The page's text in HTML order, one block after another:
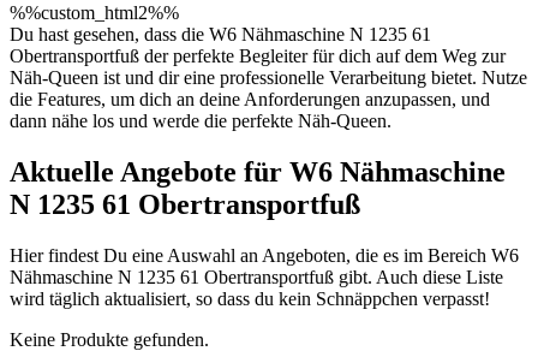
%%custom_html2%%
Du hast gesehen, dass die W6 Nähmaschine N 1235 61
Obertransportfuß der perfekte Begleiter für dich auf dem Weg zur
Näh-Queen ist und dir eine professionelle Verarbeitung bietet. Nutze
die Features, um dich an deine Anforderungen anzupassen, und
dann nähe los und werde die perfekte Näh-Queen.
Aktuelle Angebote für W6 Nähmaschine
N 1235 61 Obertransportfuß
Hier findest Du eine Auswahl an Angeboten, die es im Bereich W6
Nähmaschine N 1235 61 Obertransportfuß gibt. Auch diese Liste
wird täglich aktualisiert, so dass du kein Schnäppchen verpasst!
Keine Produkte gefunden.